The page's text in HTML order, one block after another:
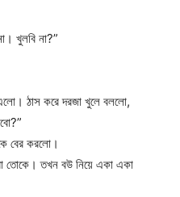
খুলবি না?”
ঠাস করে দরজা খুলে বললো,
বের করলো।
তোকে। তখন বউ নিয়ে একা একা